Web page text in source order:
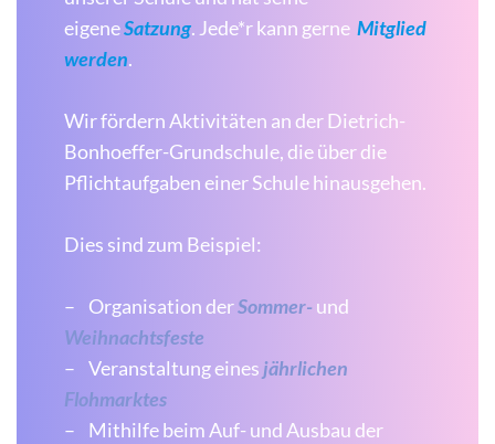
eigeneSatzung. Jede*r kann gerne Mitglied
werden.
Wir fördern Aktivitäten an der Dietrich-
Bonhoeffer-Grundschule, die über die
Pflichtaufgaben einer Schule hinausgehen.
Dies sind zum Beispiel:
– Organisation derSommer- und
Weihnachtsfeste
– Veranstaltung eines jährlichen
Flohmarktes
– Mithilfe beim Auf- und Ausbau der